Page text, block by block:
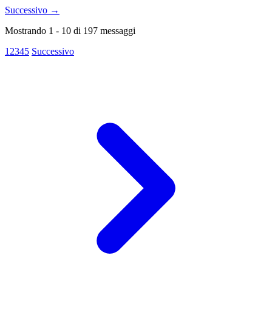
Successivo →
Mostrando 1 - 10 di 197 messaggi
1 2345 Successivo